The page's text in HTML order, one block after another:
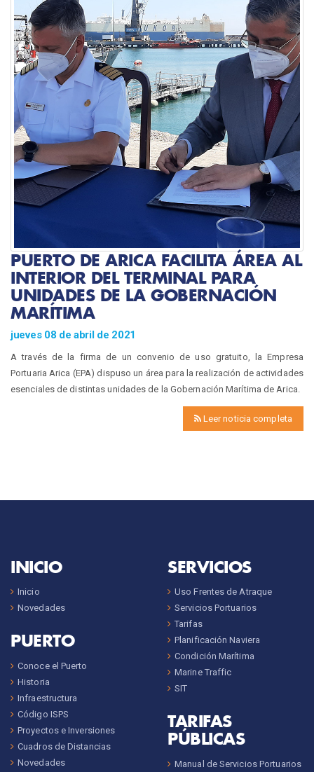
PUERTO DE ARICA FACILITA ÁREA AL
INTERIOR DEL TERMINAL PARA
UNIDADES DE LA GOBERNACIÓN
MARÍTIMA
jueves 08 de abril de 2021
A través de la firma de un convenio de uso gratuito, la Empresa
Portuaria Arica (EPA) dispuso un área para la realización de actividades
esenciales de distintas unidades de la Gobernación Marítima de Arica.
Leer noticia completa
INICIO
Inicio
Novedades
PUERTO
Conoce el Puerto
Historia
Infraestructura
Código ISPS
Proyectos e Inversiones
Cuadros de Distancias
Novedades
SERVICIOS
Uso Frentes de Atraque
Servicios Portuarios
Tarifas
Planificación Naviera
Condición Marítima
Marine Traffic
SIT
TARIFAS
PÚBLICAS
Manual de Servicios Portuarios